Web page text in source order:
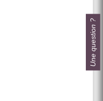
Une question ?